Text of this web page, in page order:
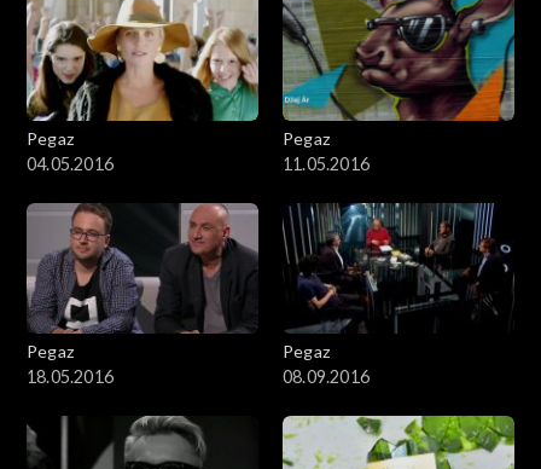
Pegaz
04.05.2016
Pegaz
11.05.2016
Pegaz
18.05.2016
Pegaz
08.09.2016